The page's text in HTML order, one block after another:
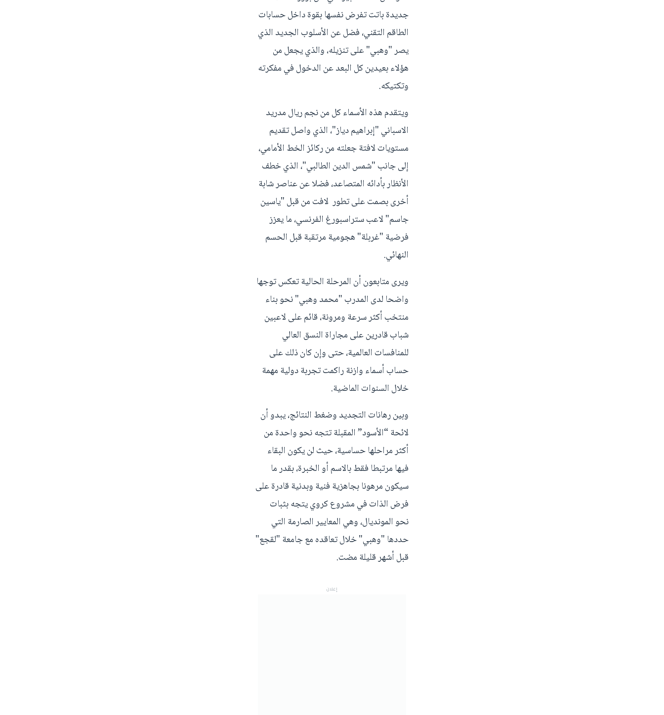
جديدة باتت تفرض نفسها بقوة داخل حسابات
الطاقم التقني، فضل عن الأسلوب الجديد الذي
يصر "وهبي" على تنزيله، والذي يجعل من
هؤلاء بعيدين كل البعد عن الدخول في مفكرته
وتكتيكه.
ويتقدم هذه الأسماء كل من نجم ريال مدريد
الاسباني "إبراهيم دياز"، الذي واصل تقديم
مستويات لافتة جعلته من ركائز الخط الأمامي،
إلى جانب "شمس الدين الطالبي"، الذي خطف
الأنظار بأدائه المتصاعد، فضلا عن عناصر شابة
أخرى بصمت على تطور لافت من قبل "ياسين
جاسم" لاعب ستراسبورغ الفرنسي، ما يعزز
فرضية "غربلة" هجومية مرتقبة قبل الحسم
النهائي.
ويرى متابعون أن المرحلة الحالية تعكس توجها
واضحا لدى المدرب "محمد وهبي" نحو بناء
منتخب أكثر سرعة ومرونة، قائم على لاعبين
شباب قادرين على مجاراة النسق العالي
للمنافسات العالمية، حتى وإن كان ذلك على
حساب أسماء وازنة راكمت تجربة دولية مهمة
خلال السنوات الماضية.
وبين رهانات التجديد وضغط النتائج، يبدو أن
لائحة “الأسود” المقبلة تتجه نحو واحدة من
أكثر مراحلها حساسية، حيث لن يكون البقاء
فيها مرتبطا فقط بالاسم أو الخبرة، بقدر ما
سيكون مرهونا بجاهزية فنية وبدنية قادرة على
فرض الذات في مشروع كروي يتجه بثبات
نحو المونديال، وهي المعايير الصارمة التي
حددها "وهبي" خلال تعاقده مع جامعة "لقجع"
قبل أشهر قليلة مضت.
إعلان